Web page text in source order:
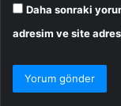
Daha sonraki
adresim ve site